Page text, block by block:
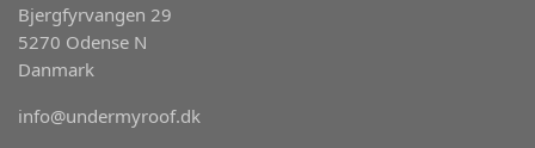
Bjergfyrvangen 29
5270 Odense N
Danmark
info@undermyroof.dk